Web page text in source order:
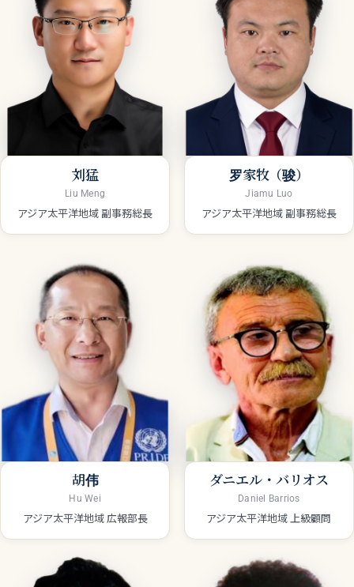
刘猛
Liu Meng
アジア太平洋地域 副事務総長
罗家牧（骏）
Jiamu Luo
アジア太平洋地域 副事務総長
胡伟
Hu Wei
アジア太平洋地域 広報部長
ダニエル・バリオス
Daniel Barrios
アジア太平洋地域 上級顧問